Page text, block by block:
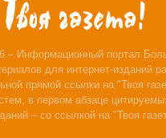
– Информационный портал
для интернет-изданий
прямой ссылки на "Твоя
в первом абзаце
– со ссылкой на "Твоя